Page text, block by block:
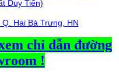
Duy Tiến)
Hai Bà Trưng, HN
chỉ dẫn đường
!